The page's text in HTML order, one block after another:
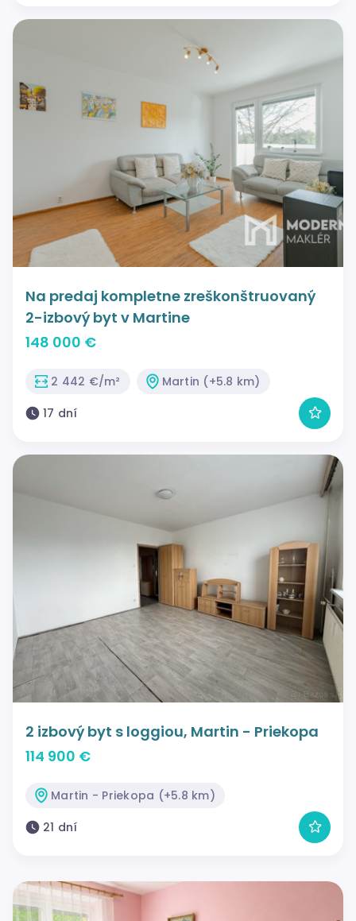
Na predaj kompletne zreškonštruovaný
2-izbový byt v Martine
148 000 €
2 442 €/m²
Martin (+5.8 km)
17 dní
2 izbový byt s loggiou, Martin - Priekopa
114 900 €
Martin - Priekopa (+5.8 km)
21 dní